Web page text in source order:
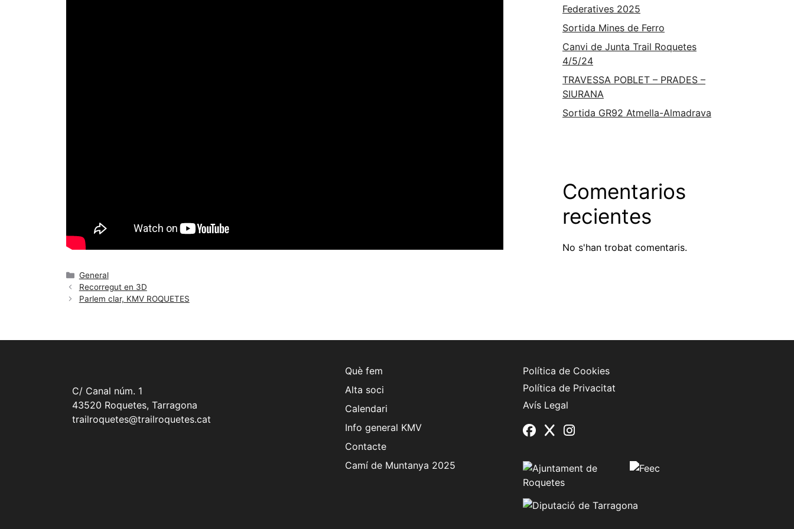
General
Recorregut en 3D
Parlem clar, KMV ROQUETES
Federatives 2025
Sortida Mines de Ferro
Canvi de Junta Trail Roquetes
4/5/24
TRAVESSA POBLET – PRADES –
SIURANA
Sortida GR92 Atmella-Almadrava
Comentarios
recientes
No s'han trobat comentaris.
C/ Canal núm. 1
43520 Roquetes, Tarragona
trailroquetes@trailroquetes.cat
Què fem
Alta soci
Calendari
Info general KMV
Contacte
Camí de Muntanya 2025
Política de Cookies
Política de Privacitat
Avís Legal